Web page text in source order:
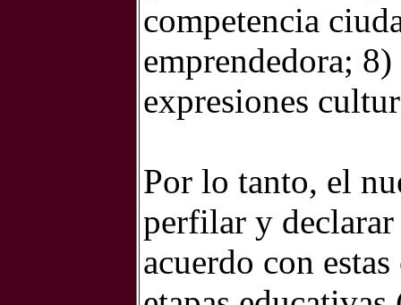
competencia
emprendedora;
expresiones
Por lo tanto, el
perfilar y declarar
acuerdo con